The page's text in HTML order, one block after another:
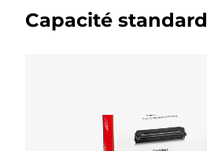
Capacité standard